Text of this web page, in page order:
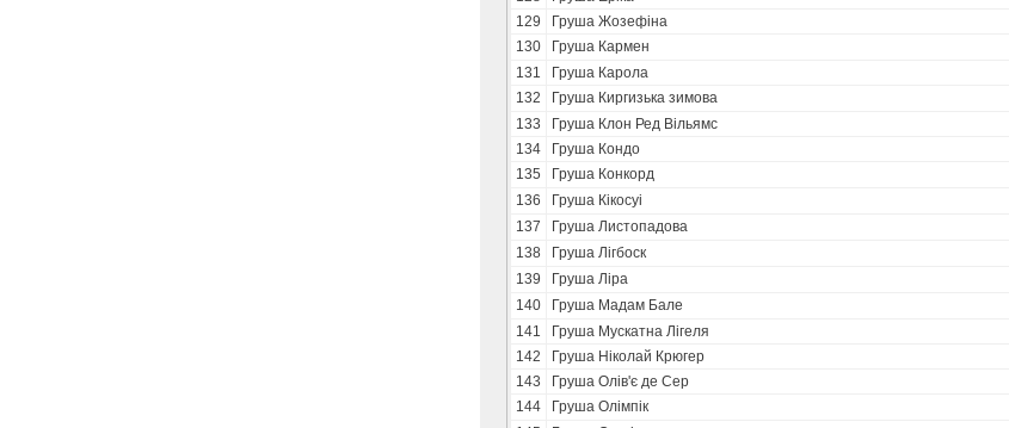
129
Груша Жозефіна
130
Груша Кармен
131 Груша Карола
132
Груша Киргизька зимова
133 Груша Клон Ред Вільямс
134
Груша Кондо
135
Груша Конкорд
136 Груша Кікосуі
137 Груша Листопадова
138 Груша Лігбоск
139 Груша Ліра
140 Груша Мадам Бале
141 Груша Мускатна Лігеля
142
Груша Ніколай Крюгер
143
Груша Олів'є де Сер
144
Груша Олімпік